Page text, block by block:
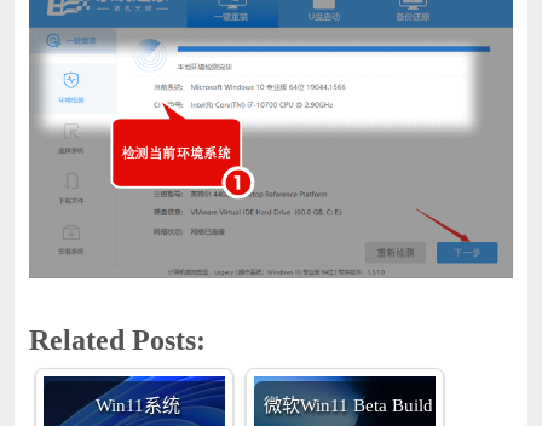
Related Posts:
Win11系统 微软Win11 Beta Build